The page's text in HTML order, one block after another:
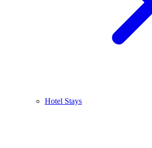
Hotel Stays